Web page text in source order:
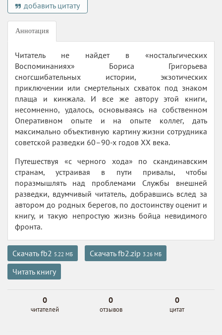
добавить цитату
Аннотация
Читатель не найдет в «ностальгических
Воспоминаниях» Бориса Григорьева
сногсшибательных истории, экзотических
приключении или смертельных схваток под знаком
плаща и кинжала. И все же автору этой книги,
несомненно, удалось, основываясь на собственном
Оперативном опыте и на опыте коллег, дать
максимально объективную картину жизни сотрудника
советской разведки 60–90-х годов XX века.
Путешествуя «с черного хода» по скандинавским
странам, устраивая в пути привалы, чтобы
поразмышлять над проблемами Службы внешней
разведки, вдумчивый читатель, добравшись вслед за
автором до родных берегов, по достоинству оценит и
книгу, и такую непростую жизнь бойца невидимого
фронта.
Скачать fb2 5.22 МБ Скачать fb2.zip 3.26 МБ
Читать книгу
0
читателей
0
отзывов
0
цитат